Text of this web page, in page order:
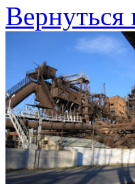
Вернуться